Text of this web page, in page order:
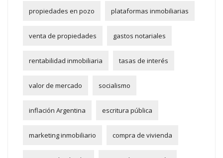
propiedades en pozo plataformas inmobiliarias
venta de propiedades gastos notariales
rentabilidad inmobiliaria tasas de interés
valor de mercado socialismo
inflación Argentina escritura pública
marketing inmobiliario compra de vivienda